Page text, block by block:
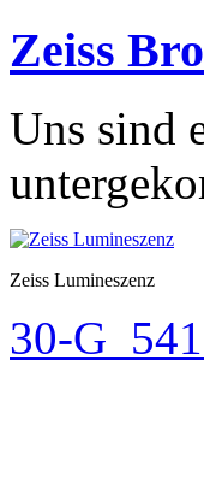
Zeiss
Uns sind
Zeiss Lumineszenz
30-